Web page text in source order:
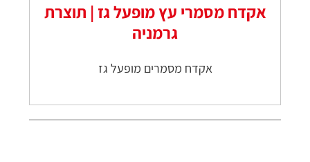
אקדח מסמרי עץ מופעל גז | תוצרת
גרמניה
אקדח מסמרים מופעל גז